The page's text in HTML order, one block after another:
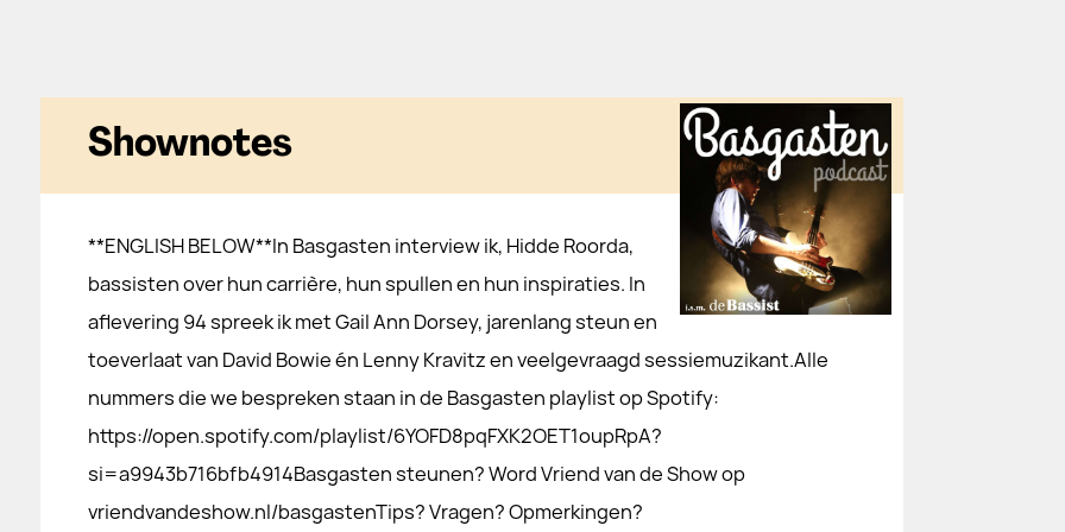
Shownotes
**ENGLISH BELOW**In Basgasten interview ik, Hidde Roorda,
bassisten over hun carrière, hun spullen en hun inspiraties. In
aflevering 94 spreek ik met Gail Ann Dorsey, jarenlang steun en
toeverlaat van David Bowie én Lenny Kravitz en veelgevraagd sessiemuzikant.Alle
nummers die we bespreken staan in de Basgasten playlist op Spotify:
https://open.spotify.com/playlist/6YOFD8pqFXK2OET1oupRpA?
si=a9943b716bfb4914Basgasten steunen? Word Vriend van de Show op
vriendvandeshow.nl/basgastenTips? Vragen? Opmerkingen?